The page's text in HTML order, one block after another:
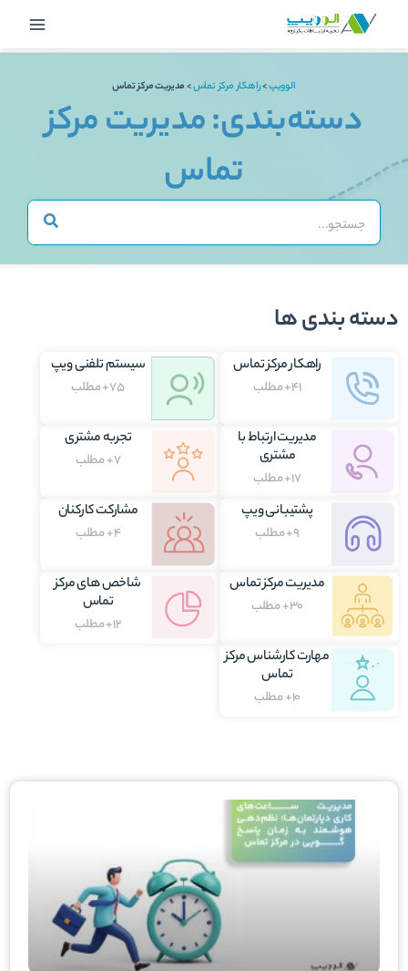
محتوا
Main
Menu
الوویپ>راهکار مرکز تماس>مدیریت مرکز تماس
دسته‌بندی: مدیریت مرکز
تماس
دسته بندی ها
راهکار مرکز تماس
41+ مطلب
سیستم تلفنی ویپ
75+ مطلب
مدیریت ارتباط با
مشتری
17+ مطلب
تجربه مشتری
7+ مطلب
پشتیبانی ویپ
9+ مطلب
مشارکت کارکنان
4+ مطلب
مدیریت مرکز تماس
30+ مطلب
شاخص های مرکز
تماس
12+ مطلب
مهارت کارشناس مرکز
تماس
10+ مطلب